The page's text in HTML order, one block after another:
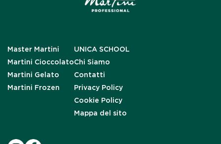
Master Martini
Martini Cioccolato
Martini Gelato
Martini Frozen
UNICA SCHOOL
Chi Siamo
Contatti
Privacy Policy
Cookie Policy
Mappa del sito